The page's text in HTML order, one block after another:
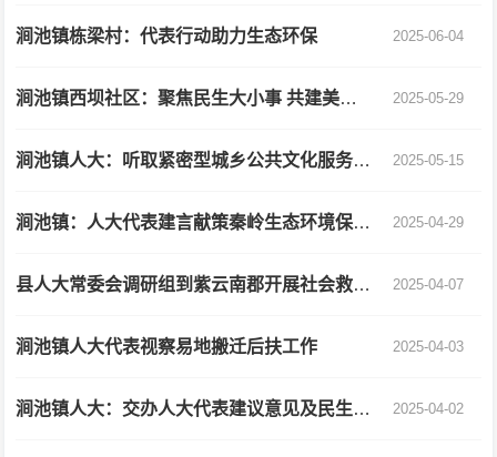
涧池镇栋梁村：代表行动助力生态环保 2025-06-04
涧池镇西坝社区：聚焦民生大小事 共建美好新家园 2025-05-29
涧池镇人大：听取紧密型城乡公共文化服务共同体建设工作专项报告 2025-05-15
涧池镇：人大代表建言献策秦岭生态环境保护工作 2025-04-29
县人大常委会调研组到紫云南郡开展社会救助体系建设专题调研 2025-04-07
涧池镇人大代表视察易地搬迁后扶工作 2025-04-03
涧池镇人大：交办人大代表建议意见及民生实事人大代表票决项目 2025-04-02